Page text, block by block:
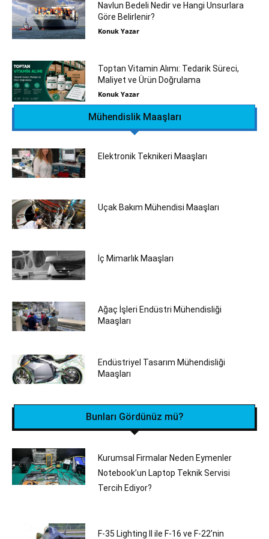
Navlun Bedeli Nedir ve Hangi Unsurlara
Göre Belirlenir?
Konuk Yazar
Toptan Vitamin Alımı: Tedarik Süreci,
Maliyet ve Ürün Doğrulama
Konuk Yazar
Mühendislik Maaşları
Elektronik Teknikeri Maaşları
Uçak Bakım Mühendisi Maaşları
İç Mimarlık Maaşları
Ağaç İşleri Endüstri Mühendisliği
Maaşları
Endüstriyel Tasarım Mühendisliği
Maaşları
Bunları Gördünüz mü?
Kurumsal Firmalar Neden Eymenler
Notebook’un Laptop Teknik Servisi
Tercih Ediyor?
F-35 Lighting II ile F-16 ve F-22’nin